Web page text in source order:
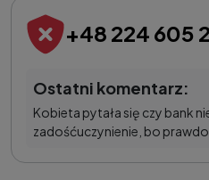
+48 224 605
Ostatni komentarz:
Kobieta pytała się czy bank
zadośćuczynienie, bo